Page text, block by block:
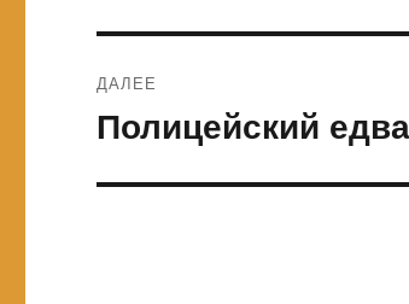
ДАЛЕЕ
Следующая
Полицейский